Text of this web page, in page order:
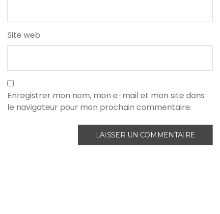
Site web
Enregistrer mon nom, mon e-mail et mon site dans
le navigateur pour mon prochain commentaire.